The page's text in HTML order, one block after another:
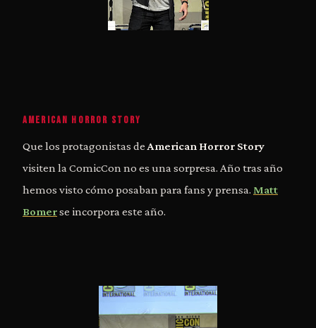
AMERICAN HORROR STORY
Que los protagonistas de American Horror Story
visiten la ComicCon no es una sorpresa. Año tras año
hemos visto cómo posaban para fans y prensa. Matt
Bomerse incorpora este año.